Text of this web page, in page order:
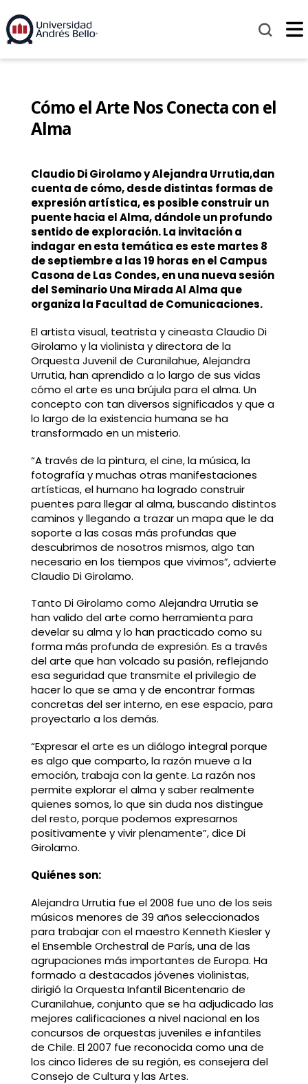
Cómo el Arte Nos Conecta con el
Alma
Claudio Di Girolamo y Alejandra Urrutia,dan
cuenta de cómo, desde distintas formas de
expresión artística, es posible construir un
puente hacia el Alma, dándole un profundo
sentido de exploración. La invitación a
indagar en esta temática es este martes 8
de septiembre a las 19 horas en el Campus
Casona de Las Condes, en una nueva sesión
del Seminario Una Mirada Al Alma que
organiza la Facultad de Comunicaciones.
El artista visual, teatrista y cineasta Claudio Di
Girolamo y la violinista y directora de la
Orquesta Juvenil de Curanilahue, Alejandra
Urrutia, han aprendido a lo largo de sus vidas
cómo el arte es una brújula para el alma. Un
concepto con tan diversos significados y que a
lo largo de la existencia humana se ha
transformado en un misterio.
“A través de la pintura, el cine, la música, la
fotografía y muchas otras manifestaciones
artísticas, el humano ha logrado construir
puentes para llegar al alma, buscando distintos
caminos y llegando a trazar un mapa que le da
soporte a las cosas más profundas que
descubrimos de nosotros mismos, algo tan
necesario en los tiempos que vivimos”, advierte
Claudio Di Girolamo.
Tanto Di Girolamo como Alejandra Urrutia se
han valido del arte como herramienta para
develar su alma y lo han practicado como su
forma más profunda de expresión. Es a través
del arte que han volcado su pasión, reflejando
esa seguridad que transmite el privilegio de
hacer lo que se ama y de encontrar formas
concretas del ser interno, en ese espacio, para
proyectarlo a los demás.
“Expresar el arte es un diálogo integral porque
es algo que comparto, la razón mueve a la
emoción, trabaja con la gente. La razón nos
permite explorar el alma y saber realmente
quienes somos, lo que sin duda nos distingue
del resto, porque podemos expresarnos
positivamente y vivir plenamente”, dice Di
Girolamo.
Quiénes son:
Alejandra Urrutia fue el 2008 fue uno de los seis
músicos menores de 39 años seleccionados
para trabajar con el maestro Kenneth Kiesler y
el Ensemble Orchestral de París, una de las
agrupaciones más importantes de Europa. Ha
formado a destacados jóvenes violinistas,
dirigió la Orquesta Infantil Bicentenario de
Curanilahue, conjunto que se ha adjudicado las
mejores calificaciones a nivel nacional en los
concursos de orquestas juveniles e infantiles
de Chile. El 2007 fue reconocida como una de
los cinco líderes de su región, es consejera del
Consejo de Cultura y las Artes.